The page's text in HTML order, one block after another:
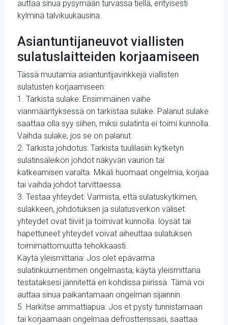
auttaa sinua pysymään turvassa tiellä, erityisesti
kylminä talvikuukausina.
Asiantuntijaneuvot viallisten
sulatuslaitteiden korjaamiseen
Tässä muutamia asiantuntijavinkkejä viallisten
sulatusten korjaamiseen:
1. Tarkista sulake: Ensimmäinen vaihe
vianmäärityksessä on tarkistaa sulake. Palanut sulake
saattaa olla syy siihen, miksi sulatinta ei toimi kunnolla.
Vaihda sulake, jos se on palanut.
2. Tarkista johdotus: Tarkista tuulilasiin kytketyn
sulatinsäleikön johdot näkyvän vaurion tai
katkeamisen varalta. Mikäli huomaat ongelmia, korjaa
tai vaihda johdot tarvittaessa.
3. Testaa yhteydet: Varmista, että sulatuskytkimen,
sulakkeen, johdotuksen ja sulatusverkon väliset
yhteydet ovat tiiviit ja toimivat kunnolla. löysät tai
hapettuneet yhteydet voivat aiheuttaa sulatuksen
toimimattomuutta tehokkaasti.
Käytä yleismittaria: Jos olet epävarma
sulatinkuumentimen ongelmasta, käytä yleismittaria
testataksesi jännitettä eri kohdissa piirissä. Tämä voi
auttaa sinua paikantamaan ongelman sijainnin.
5. Harkitse ammattiapua: Jos et pysty tunnistamaan
tai korjaamaan ongelmaa defrostterissasi, saattaa